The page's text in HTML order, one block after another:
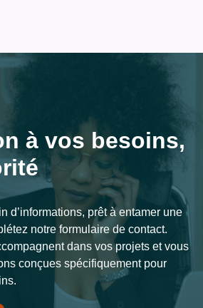
à vos besoins,
d’informations, prêt à entamer une
notre formulaire de contact.
dans vos projets et vous
conçues spécifiquement pour